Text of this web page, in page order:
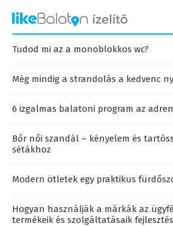
Tudod mi az a monoblokkos wc?
Még mindig a strandolás a kedvenc
6 izgalmas balatoni program az
Bőr női szandál – kényelem és
sétákhoz
Modern ötletek egy praktikus
Hogyan használják a márkák az
termékeik és szolgáltatásaik